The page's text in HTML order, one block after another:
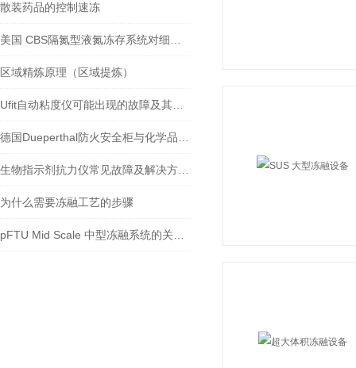
散装药品的控制速冻
区域精炼原理（区域提炼）
为什么需要冻融工艺的步骤